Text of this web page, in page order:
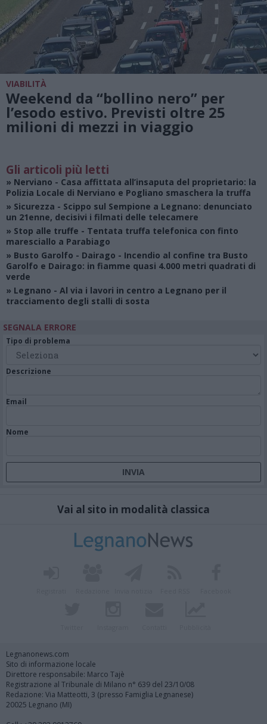
VIABILITÀ
Weekend da “bollino nero” per
l’esodo estivo. Previsti oltre 25
milioni di mezzi in viaggio
Gli articoli più letti
» Nerviano - Casa affittata all’insaputa del proprietario: la
Polizia Locale di Nerviano e Pogliano smaschera la truffa
» Sicurezza - Scippo sul Sempione a Legnano: denunciato
un 21enne, decisivi i filmati delle telecamere
» Stop alle truffe - Tentata truffa telefonica con finto
maresciallo a Parabiago
» Busto Garolfo - Dairago - Incendio al confine tra Busto
Garolfo e Dairago: in fiamme quasi 4.000 metri quadrati di
verde
» Legnano - Al via i lavori in centro a Legnano per il
tracciamento degli stalli di sosta
SEGNALA ERRORE
Tipo di problema
Descrizione
Email
Nome
Vai al sito in modalità classica
Legnanonews.com
Sito di informazione locale
Direttore responsabile: Marco Tajè
Registrazione al Tribunale di Milano n° 639 del 23/10/08
Redazione: Via Matteotti, 3 (presso Famiglia Legnanese)
20025 Legnano (MI)